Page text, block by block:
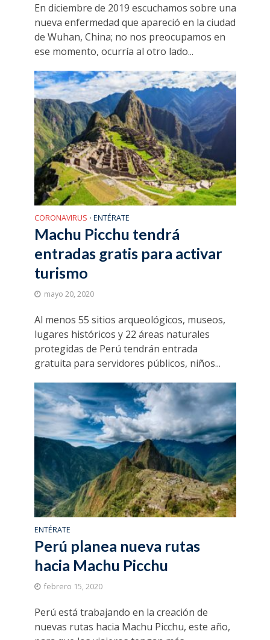
En diciembre de 2019 escuchamos sobre una
nueva enfermedad que apareció en la ciudad
de Wuhan, China; no nos preocupamos en
ese momento, ocurría al otro lado...
CORONAVIRUS • ENTÉRATE
Machu Picchu tendrá
entradas gratis para activar
turismo
mayo 20, 2020
Al menos 55 sitios arqueológicos, museos,
lugares históricos y 22 áreas naturales
protegidas de Perú tendrán entrada
gratuita para servidores públicos, niños...
ENTÉRATE
Perú planea nueva rutas
hacia Machu Picchu
febrero 15, 2020
Perú está trabajando en la creación de
nuevas rutas hacia Machu Picchu, este año,